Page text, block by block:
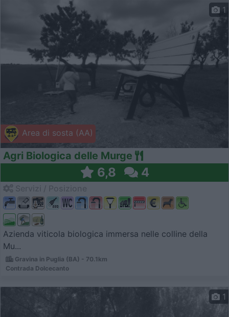
Area di sosta (AA)
1
Agri Biologica delle Murge
6,8 4
Azienda viticola biologica immersa nelle colline della
Mu...
Gravina in Puglia (BA) - 70.1km
Contrada Dolcecanto
1